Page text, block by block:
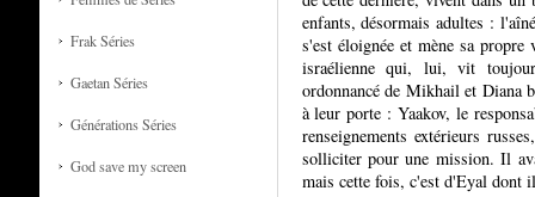
Frak Séries
Gaetan Séries
Générations Séries
God save my screen
enfants, désormais adultes :
s'est éloignée et mène sa
israélienne qui, lui, vit
ordonnancé de Mikhail et Diana
à leur porte : Yaakov, le
renseignements extérieurs
solliciter pour une mission. Il
mais cette fois, c'est d'Eyal dont